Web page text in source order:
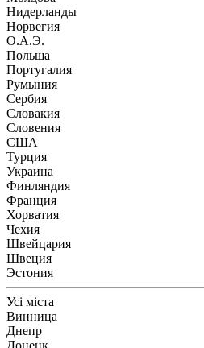
Нидерланды
Норвегия
О.А.Э.
Польша
Португалия
Румыния
Сербия
Словакия
Словения
США
Турция
Украина
Финляндия
Франция
Хорватия
Чехия
Швейцария
Швеция
Эстония
Усі міста
Винница
Днепр
Донецк